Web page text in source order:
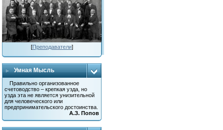
[Преподаватели]
Умная Мысль
Правильно организованное
счетоводство – крепкая узда, но
узда эта не является унизительной
для человеческого или
предпринимательского достоинства.
А.З. Попов